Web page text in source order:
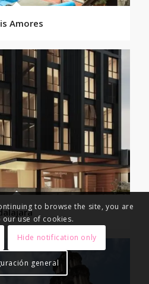
Amores
to browse the site, you are
our use of cookies.
Hide notification only
general